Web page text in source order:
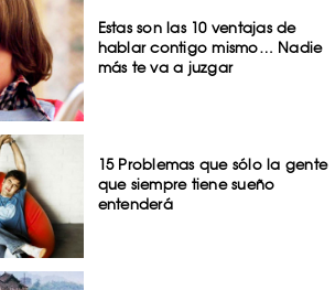
Estas son las 10 ventajas de
hablar contigo mismo… Nadie
más te va a juzgar
15 Problemas que sólo la gente
que siempre tiene sueño
entenderá